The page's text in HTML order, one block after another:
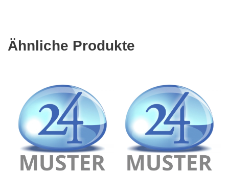
Ähnliche Produkte